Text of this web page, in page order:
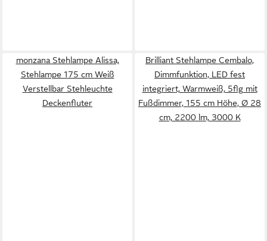
monzana Stehlampe Alissa,
Stehlampe 175 cm Weiß
Verstellbar Stehleuchte
Deckenfluter
Brilliant Stehlampe Cembalo,
Dimmfunktion, LED fest
integriert, Warmweiß, 5flg mit
Fußdimmer, 155 cm Höhe, Ø 28
cm, 2200 lm, 3000 K